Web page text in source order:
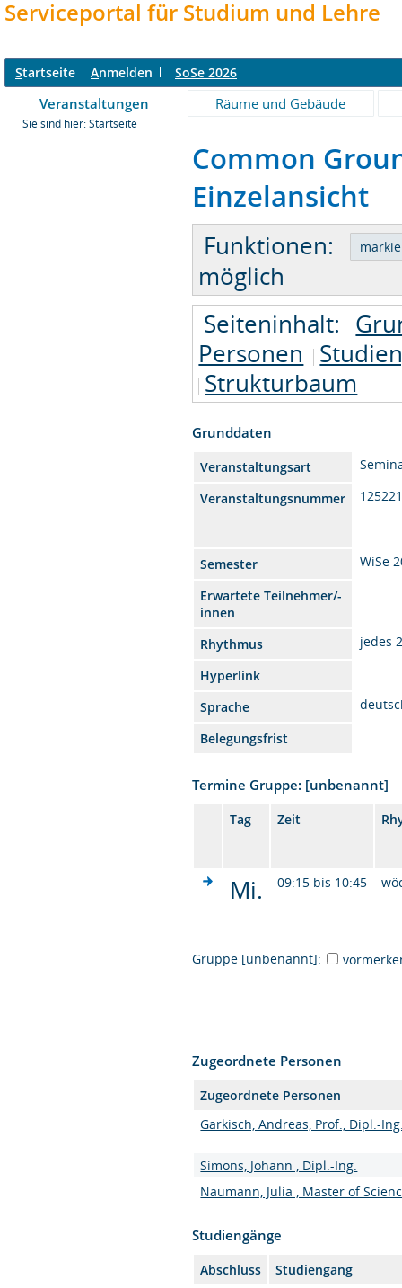
Serviceportal für Studium und Lehre
Startseite Anmelden SoSe 2026
Veranstaltungen Räume und Gebäude
Sie sind hier: Startseite
Common
Einzelansicht
Funktionen:
möglich
Seiteninhalt:
Personen
Strukturbaum
Grunddaten
Veranstaltungsart
Veranstaltungsnummer
Semester
WiSe
Erwartete Teilnehmer/-
innen
Rhythmus
jedes
Hyperlink
Sprache
Belegungsfrist
Termine Gruppe: [unbenannt]
Tag Zeit
Mi. 09:15 bis 10:45
Gruppe [unbenannt]:
Zugeordnete Personen
Zugeordnete Personen
Garkisch, Andreas, Prof., Dipl.-
Simons, Johann , Dipl.-Ing.
Naumann, Julia , Master of
Studiengänge
Abschluss
Studiengang